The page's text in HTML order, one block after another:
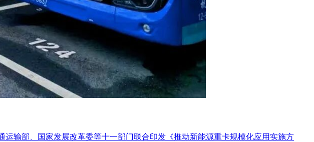
）、江苏政府采购网（www.ccgp-jiangsu.gov.cn）。
采购文件一并保存。网页截屏应当留有（或注明）查询时点的网页地址和网络时间标
确认。
事人名单、政府采购严重违法失信行为记录名单，拒绝其参与政府采购活动。
输部、国家发展改革委等十一部门联合印发《推动新能源重卡规模化应用实施方